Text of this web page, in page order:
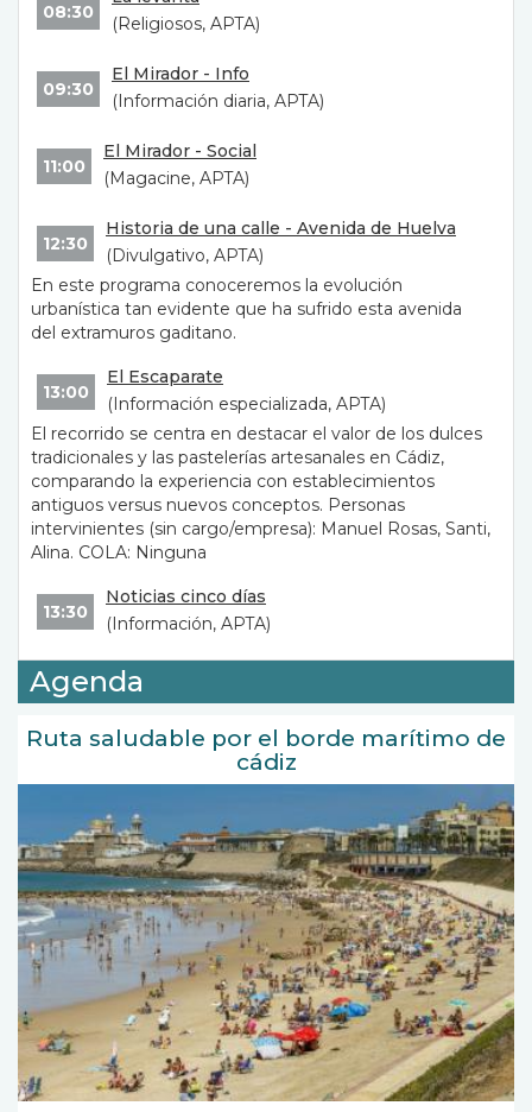
08:30
(Religiosos, APTA)
09:30
El Mirador - Info
(Información diaria, APTA)
11:00
El Mirador - Social
(Magacine, APTA)
12:30
Historia de una calle - Avenida de Huelva
(Divulgativo, APTA)
En este programa conoceremos la evolución
urbanística tan evidente que ha sufrido esta avenida
del extramuros gaditano.
13:00
El Escaparate
(Información especializada, APTA)
El recorrido se centra en destacar el valor de los dulces
tradicionales y las pastelerías artesanales en Cádiz,
comparando la experiencia con establecimientos
antiguos versus nuevos conceptos. Personas
intervinientes (sin cargo/empresa): Manuel Rosas, Santi,
Alina. COLA: Ninguna
13:30
Noticias cinco días
(Información, APTA)
14:30
El Muelle
(Información especializada, APTA)
Más Deporte
ver más...
Agenda
Ruta saludable por el borde marítimo de
cádiz